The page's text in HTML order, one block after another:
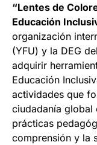
“Lentes de
Educación
organización
(YFU) y la DEG
adquirir
Educación
actividades que
ciudadanía global
prácticas
comprensión y la